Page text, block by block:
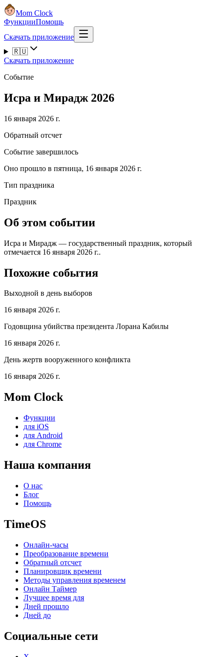
Mom Clock
ФункцииПомощь
Скачать приложение
🇷🇺
Скачать приложение
Событие
Исра и Мирадж 2026
16 января 2026 г.
Обратный отсчет
Событие завершилось
Оно прошло в пятница, 16 января 2026 г.
Тип праздника
Праздник
Об этом событии
Исра и Мирадж — государственный праздник, который
отмечается 16 января 2026 г..
Похожие события
Выходной в день выборов
16 января 2026 г.
Годовщина убийства президента Лорана Кабилы
16 января 2026 г.
День жертв вооруженного конфликта
16 января 2026 г.
Mom Clock
Функции
для iOS
для Android
для Chrome
Наша компания
О нас
Блог
Помощь
TimeOS
Онлайн-часы
Преобразование времени
Обратный отсчет
Планировщик времени
Методы управления временем
Онлайн Таймер
Лучшее время для
Дней прошло
Дней до
Социальные сети